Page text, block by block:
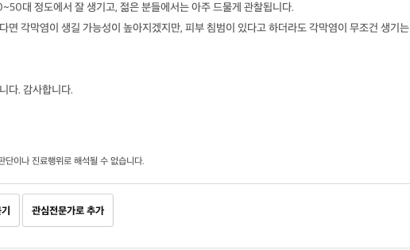
대 정도에서 잘 생기고, 젊은 분들에서는 아주 드물게 관찰됩니다.
면 각막염이 생길 가능성이 높아지겠지만, 피부 침범이 있다고 하더라도 각막염이 무조건 생기는
다. 감사합니다.
단이나 진료행위로 해석될 수 없습니다.
관심전문가로 추가